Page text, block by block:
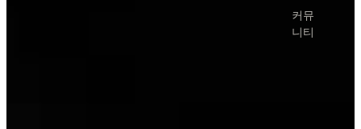
커뮤
니티